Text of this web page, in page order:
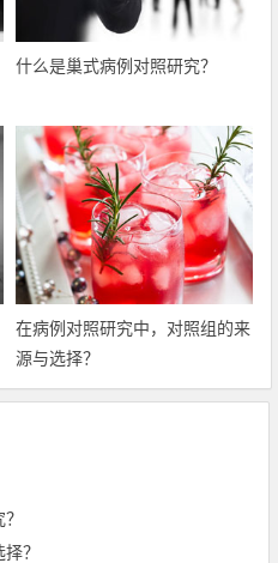
什么是巢式病例对照研究？
在病例对照研究中，对照组的来
源与选择？
？